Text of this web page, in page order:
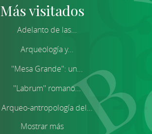
Más visitados
Adelanto de las...
Arqueología y...
''Mesa Grande'': un...
''Labrum'' romano...
Arqueo-antropología del...
Mostrar más